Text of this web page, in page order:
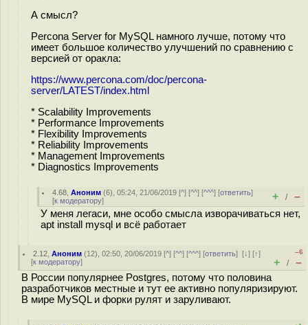
А смысл?
Percona Server for MySQL намного лучше, потому что
имеет большое количество улучшений по сравнению с
версией от оракла:
https://www.percona.com/doc/percona-
server/LATEST/index.html
* Scalability Improvements
* Performance Improvements
* Flexibility Improvements
* Reliability Improvements
* Management Improvements
* Diagnostics Improvements
4.68 ,Аноним (6), 05:24, 21/06/2019 [^] [^^] [^^^] [ответить]
[к модератору] + / –
У меня легаси, мне особо смысла изворачиваться нет,
apt install mysql и всё работает
2.12 ,Аноним (12), 02:50, 20/06/2019 [^] [^^] [^^^] [ответить][↓] [↑]
[к модератору]
–6
+ / –
В России популярнее Postgres, потому что половина
разработчиков местные и тут ее активно популяризируют.
В мире MySQL и форки рулят и заруливают.